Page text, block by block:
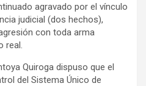
agravado por el vínculo
judicial (dos hechos),
con toda arma
real.
Quiroga dispuso que el
del Sistema Único de